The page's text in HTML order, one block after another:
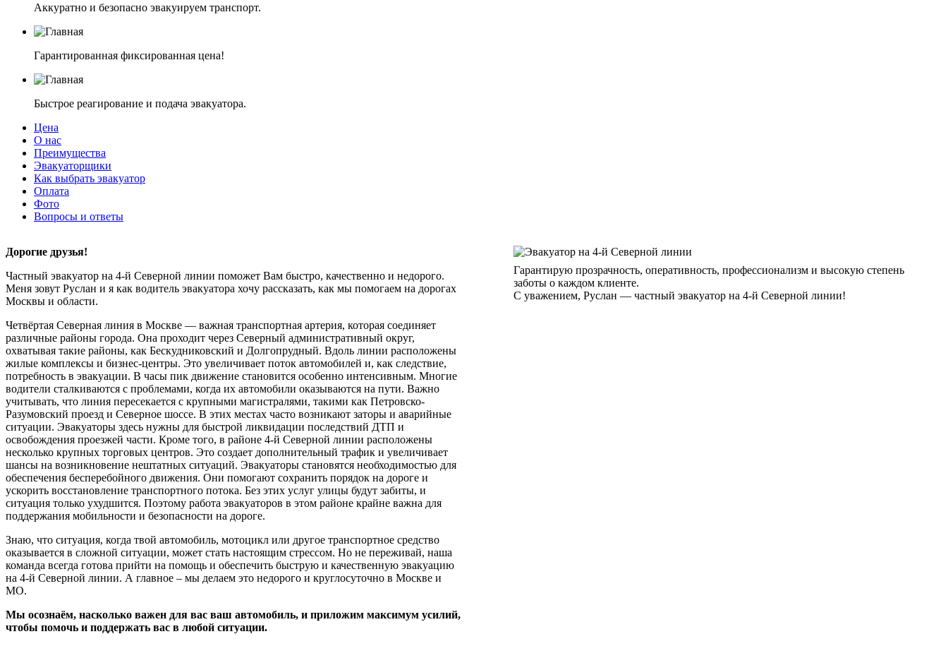
Аккуратно и безопасно эвакуируем транспорт.
Гарантированная фиксированная цена!
Быстрое реагирование и подача эвакуатора.
Цена
О нас
Преимущества
Эвакуаторщики
Как выбрать эвакуатор
Оплата
Фото
Вопросы и ответы
Дорогие друзья!
Частный эвакуатор на 4-й Северной линии поможет Вам быстро, качественно и недорого.
Меня зовут Руслан и я как водитель эвакуатора хочу рассказать, как мы помогаем на дорогах
Москвы и области.
Четвёртая Северная линия в Москве — важная транспортная артерия, которая соединяет
различные районы города. Она проходит через Северный административный округ,
охватывая такие районы, как Бескудниковский и Долгопрудный. Вдоль линии расположены
жилые комплексы и бизнес-центры. Это увеличивает поток автомобилей и, как следствие,
потребность в эвакуации. В часы пик движение становится особенно интенсивным. Многие
водители сталкиваются с проблемами, когда их автомобили оказываются на пути. Важно
учитывать, что линия пересекается с крупными магистралями, такими как Петровско-
Разумовский проезд и Северное шоссе. В этих местах часто возникают заторы и аварийные
ситуации. Эвакуаторы здесь нужны для быстрой ликвидации последствий ДТП и
освобождения проезжей части. Кроме того, в районе 4-й Северной линии расположены
несколько крупных торговых центров. Это создает дополнительный трафик и увеличивает
шансы на возникновение нештатных ситуаций. Эвакуаторы становятся необходимостью для
обеспечения бесперебойного движения. Они помогают сохранить порядок на дороге и
ускорить восстановление транспортного потока. Без этих услуг улицы будут забиты, и
ситуация только ухудшится. Поэтому работа эвакуаторов в этом районе крайне важна для
поддержания мобильности и безопасности на дороге.
Знаю, что ситуация, когда твой автомобиль, мотоцикл или другое транспортное средство
оказывается в сложной ситуации, может стать настоящим стрессом. Но не переживай, наша
команда всегда готова прийти на помощь и обеспечить быструю и качественную эвакуацию
на 4-й Северной линии. А главное – мы делаем это недорого и круглосуточно в Москве и
МО.
Мы осознаём, насколько важен для вас ваш автомобиль, и приложим максимум усилий,
чтобы помочь и поддержать вас в любой ситуации.
Гарантирую прозрачность, оперативность, профессионализм и высокую степень
заботы о каждом клиенте.
С уважением, Руслан — частный эвакуатор на 4-й Северной линии!